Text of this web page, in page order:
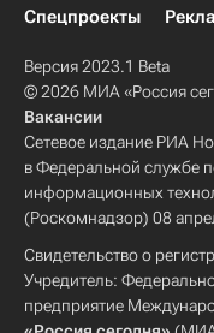
Спецпроекты
Версия 2023.1 Beta
© 2026 МИА «Россия
Вакансии
Сетевое издание РИА
в Федеральной службе
информационных
(Роскомнадзор) 08
Свидетельство о
Учредитель:
предприятие